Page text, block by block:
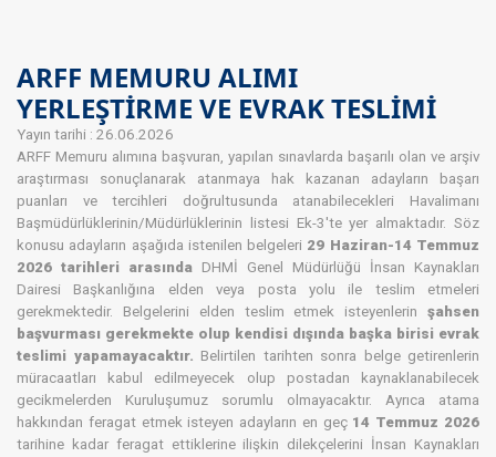
ARFF MEMURU ALIMI
YERLEŞTİRME VE EVRAK TESLİMİ
Yayın tarihi : 26.06.2026
ARFF Memuru alımına başvuran, yapılan sınavlarda başarılı olan ve arşiv
araştırması sonuçlanarak atanmaya hak kazanan adayların başarı
puanları ve tercihleri doğrultusunda atanabilecekleri Havalimanı
Başmüdürlüklerinin/Müdürlüklerinin listesi Ek-3'te yer almaktadır. Söz
konusu adayların aşağıda istenilen belgeleri 29 Haziran-14 Temmuz
2026 tarihleri arasında DHMİ Genel Müdürlüğü İnsan Kaynakları
Dairesi Başkanlığına elden veya posta yolu ile teslim etmeleri
gerekmektedir. Belgelerini elden teslim etmek isteyenlerin şahsen
başvurması gerekmekte olup kendisi dışında başka birisi evrak
teslimi yapamayacaktır. Belirtilen tarihten sonra belge getirenlerin
müracaatları kabul edilmeyecek olup postadan kaynaklanabilecek
gecikmelerden Kuruluşumuz sorumlu olmayacaktır. Ayrıca atama
hakkından feragat etmek isteyen adayların en geç 14 Temmuz 2026
tarihine kadar feragat ettiklerine ilişkin dilekçelerini İnsan Kaynakları